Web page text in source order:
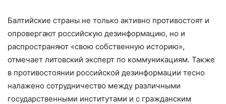
Балтийские страны не только активно противостоят и
опровергают российскую дезинформацию, но и
распространяют «свою собственную историю»,
отмечает литовский эксперт по коммуникациям. Также
в противостоянии российской дезинформации тесно
налажено сотрудничество между различными
государственными институтами и с гражданским